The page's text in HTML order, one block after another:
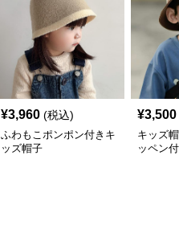
¥3,960 (税込)
ふわもこポンポン付きキ
ッズ帽子
¥3,500
キッズ
ッペン